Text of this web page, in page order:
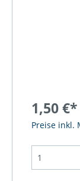
1,50 €*
Preise inkl.